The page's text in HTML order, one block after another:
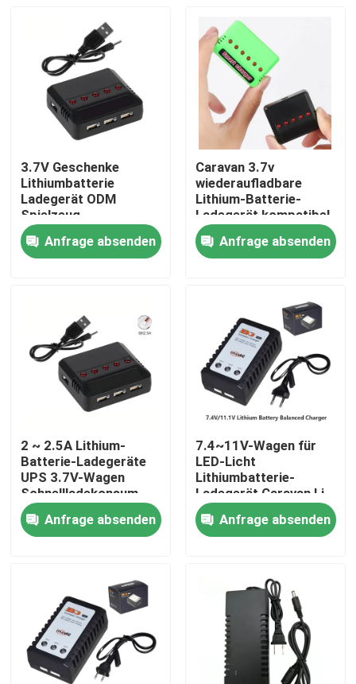
Haus
Videos
Über uns
Qualitätskontrolle
Treten Sie mit uns in Verbindung
Lithium Ion Battery Cells
Lithium-Eisenphosphat-Batteriezelle
3.7V Geschenke
Lithiumbatterie
Ladegerät ODM
Spielzeug
Solarenergie 500MA
Caravan Gleichstrom-
Ausgang
Anfrage absenden
Caravan 3.7v
wiederaufladbare
Lithium-Batterie-
Ladegerät kompatibel
mit LED-Licht 500MA
Anfrage absenden
2 ~ 2.5A Lithium-
Batterie-Ladegeräte
UPS 3.7V-Wagen
Schnellladekonsum-
Elektronik
Anfrage absenden
7.4~11V-Wagen für
LED-Licht
Lithiumbatterie-
Ladegerät Caravan Li-
Ion 3*800mAh
Hochgeschwindigkeit
Anfrage absenden